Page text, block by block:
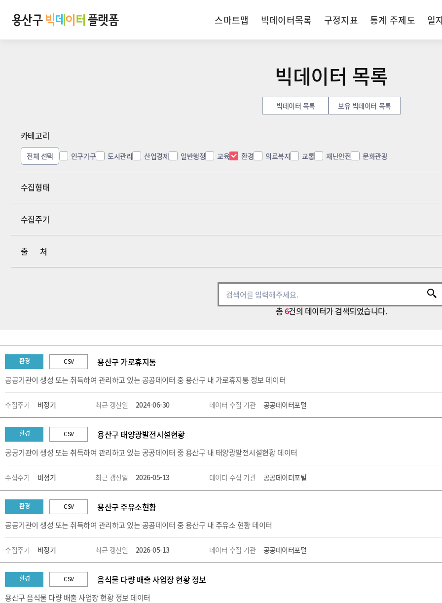
스마트맵 빅데이터목록 구정지표 통계 주제도 일
빅데이터 목록
빅데이터 목록 보유 빅데이터 목록
카테고리
전체 선택 인구가구 도시관리 산업경제 일반행정 교육 환경 의료복지 교통 재난안전 문화관광
수집형태
수집주기
출처
총6건의 데이터가 검색되었습니다.
환경 CSV 용산구 가로휴지통
공공기관이 생성 또는 취득하여 관리하고 있는 공공데이터 중 용산구 내 가로휴지통 정보 데이터
수집주기 비정기 최근 갱신일 2024-06-30 데이터 수집 기관 공공데이터포털
환경 CSV 용산구 태양광발전시설현황
공공기관이 생성 또는 취득하여 관리하고 있는 공공데이터 중 용산구 내 태양광발전시설현황 데이터
수집주기 비정기 최근 갱신일 2026-05-13 데이터 수집 기관 공공데이터포털
환경 CSV 용산구 주유소현황
공공기관이 생성 또는 취득하여 관리하고 있는 공공데이터 중 용산구 내 주유소 현황 데이터
수집주기 비정기 최근 갱신일 2026-05-13 데이터 수집 기관 공공데이터포털
환경 CSV 음식물 다량 배출 사업장 현황 정보
용산구 음식물 다량 배출 사업장 현황 정보 데이터